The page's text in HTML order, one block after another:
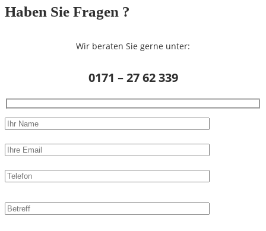
Haben Sie Fragen ?
Wir beraten Sie gerne unter:
0171 – 27 62 339